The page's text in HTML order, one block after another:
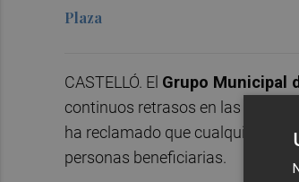
Plaza
CASTELLÓ. El Grupo Municipal
continuos retrasos en las
ha reclamado que cualquier
personas beneficiarias.